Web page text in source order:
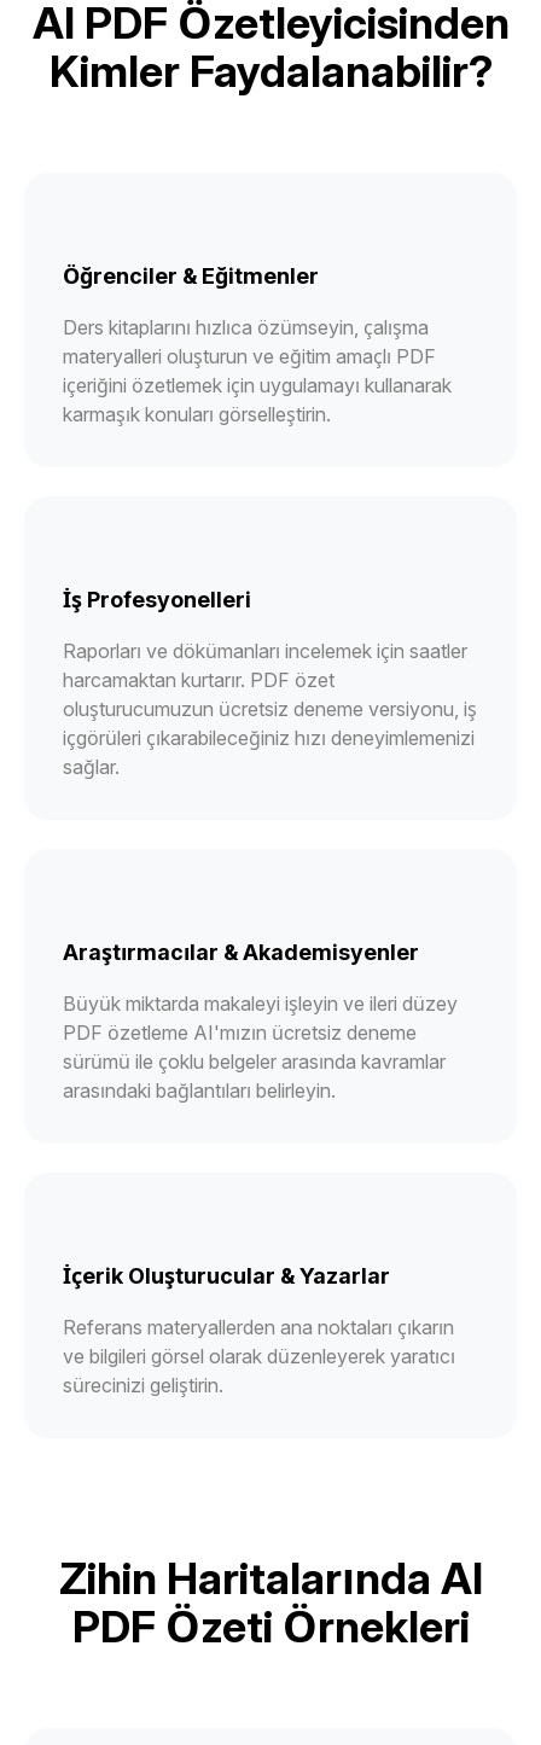
AI PDF Özetleyicisinden
Kimler Faydalanabilir?
Öğrenciler & Eğitmenler
Ders kitaplarını hızlıca özümseyin, çalışma
materyalleri oluşturun ve eğitim amaçlı PDF
içeriğini özetlemek için uygulamayı kullanarak
karmaşık konuları görselleştirin.
İş Profesyonelleri
Raporları ve dökümanları incelemek için saatler
harcamaktan kurtarır. PDF özet
oluşturucumuzun ücretsiz deneme versiyonu, iş
içgörüleri çıkarabileceğiniz hızı deneyimlemenizi
sağlar.
Araştırmacılar & Akademisyenler
Büyük miktarda makaleyi işleyin ve ileri düzey
PDF özetleme AI'mızın ücretsiz deneme
sürümü ile çoklu belgeler arasında kavramlar
arasındaki bağlantıları belirleyin.
İçerik Oluşturucular & Yazarlar
Referans materyallerden ana noktaları çıkarın
ve bilgileri görsel olarak düzenleyerek yaratıcı
sürecinizi geliştirin.
Zihin Haritalarında AI
PDF Özeti Örnekleri